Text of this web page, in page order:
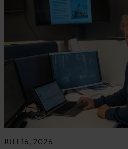
JULI 16, 2026